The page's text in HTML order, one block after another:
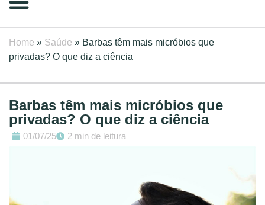
Home » Saúde » Barbas têm mais micróbios que
privadas? O que diz a ciência
Barbas têm mais micróbios que
privadas? O que diz a ciência
01/07/25 2 min de leitura